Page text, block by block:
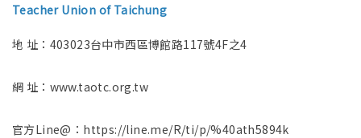
Teacher Union of Taichung
地 址：403023台中市西區博館路117號4F之4
網 址：www.taotc.org.tw
官方Line@：https://line.me/R/ti/p/%40ath5894k